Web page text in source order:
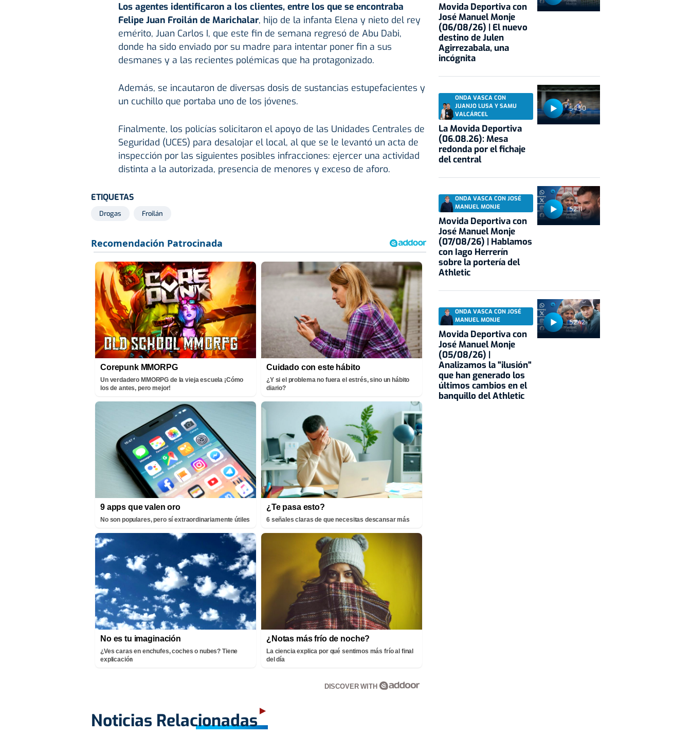
Los agentes identificaron a los clientes, entre los que se encontraba
Felipe Juan Froilán de Marichalar, hijo de la infanta Elena y nieto del rey
emérito, Juan Carlos I, que este fin de semana regresó de Abu Dabi,
donde ha sido enviado por su madre para intentar poner fin a sus
desmanes y a las recientes polémicas que ha protagonizado.
Además, se incautaron de diversas dosis de sustancias estupefacientes y
un cuchillo que portaba uno de los jóvenes.
Finalmente, los policías solicitaron el apoyo de las Unidades Centrales de
Seguridad (UCES) para desalojar el local, al que se le levantó un acta de
inspección por las siguientes posibles infracciones: ejercer una actividad
distinta a la autorizada, presencia de menores y exceso de aforo.
ETIQUETAS
Drogas Froilán
Corepunk MMORPG
Un verdadero MMORPG de la vieja escuela ¡Cómo
los de antes, pero mejor!
Cuidado con este hábito
¿Y si el problema no fuera el estrés, sino un hábito
diario?
9 apps que valen oro
No son populares, pero sí extraordinariamente útiles
¿Te pasa esto?
6 señales claras de que necesitas descansar más
No es tu imaginación
¿Ves caras en enchufes, coches o nubes? Tiene
explicación
¿Notas más frío de noche?
La ciencia explica por qué sentimos más frío al final
del día
DISCOVER WITH
Noticias Relacionadas
Movida Deportiva con
José Manuel Monje
(06/08/26) | El nuevo
destino de Julen
Agirrezabala, una
incógnita
54:50
ONDA VASCA CON
JUANJO LUSA Y SAMU
VALCÁRCEL
La Movida Deportiva
(06.08.26): Mesa
redonda por el fichaje
del central
52:11
ONDA VASCA CON JOSÉ
MANUEL MONJE
Movida Deportiva con
José Manuel Monje
(07/08/26) | Hablamos
con Iago Herrerín
sobre la portería del
Athletic
52:42
ONDA VASCA CON JOSÉ
MANUEL MONJE
Movida Deportiva con
José Manuel Monje
(05/08/26) |
Analizamos la "ilusión"
que han generado los
últimos cambios en el
banquillo del Athletic